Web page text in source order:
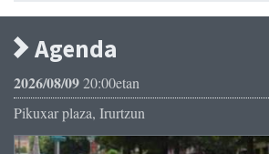
Agenda
2026/08/0920:00etan
Pikuxar plaza, Irurtzun